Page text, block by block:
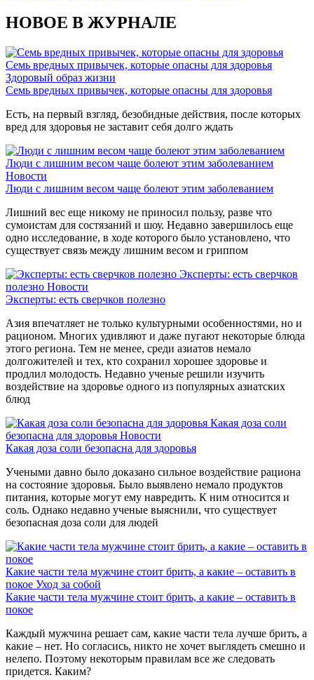
НОВОЕ В ЖУРНАЛЕ
Семь вредных привычек, которые опасны для здоровья
Здоровый образ жизни
Семь вредных привычек, которые опасны для здоровья
Есть, на первый взгляд, безобидные действия, после которых
вред для здоровья не заставит себя долго ждать
Люди с лишним весом чаще болеют этим заболеванием
Новости
Люди с лишним весом чаще болеют этим заболеванием
Лишний вес еще никому не приносил пользу, разве что
сумоистам для состязаний и шоу. Недавно завершилось еще
одно исследование, в ходе которого было установлено, что
существует связь между лишним весом и гриппом
Эксперты: есть сверчков
полезно Новости
Эксперты: есть сверчков полезно
Азия впечатляет не только культурными особенностями, но и
рационом. Многих удивляют и даже пугают некоторые блюда
этого региона. Тем не менее, среди азиатов немало
долгожителей и тех, кто сохранил хорошее здоровье и
продлил молодость. Недавно ученые решили изучить
воздействие на здоровье одного из популярных азиатских
блюд
Какая доза соли
безопасна для здоровья Новости
Какая доза соли безопасна для здоровья
Учеными давно было доказано сильное воздействие рациона
на состояние здоровья. Было выявлено немало продуктов
питания, которые могут ему навредить. К ним относится и
соль. Однако недавно ученые выяснили, что существует
безопасная доза соли для людей
Какие части тела мужчине стоит брить, а какие – оставить в
покое Уход за собой
Какие части тела мужчине стоит брить, а какие – оставить в
покое
Каждый мужчина решает сам, какие части тела лучше брить, а
какие – нет. Но согласись, никто не хочет выглядеть смешно и
нелепо. Поэтому некоторым правилам все же следовать
придется. Каким?